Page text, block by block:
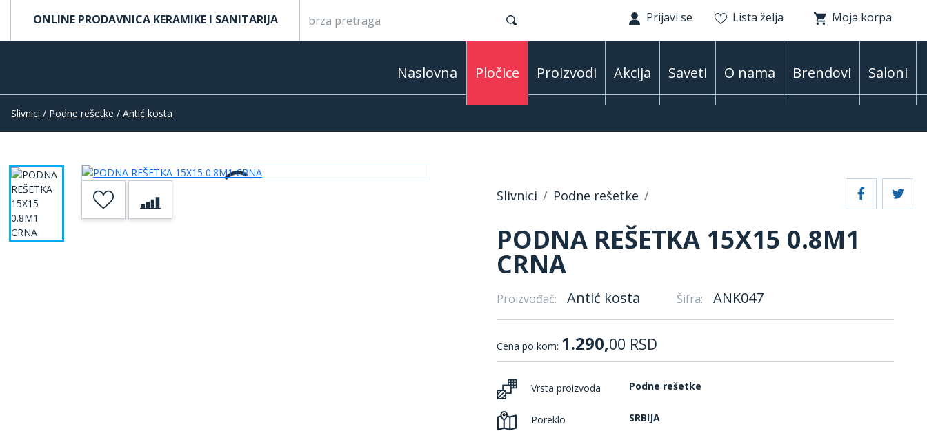
ONLINE PRODAVNICA KERAMIKE I SANITARIJA Prijavi se Lista želja Moja korpa
Naslovna Pločice Proizvodi Akcija Saveti O nama Brendovi Saloni
Slivnici / Podne rešetke / Antić kosta
Slivnici Podne rešetke
PODNA REŠETKA 15X15 0.8M1
CRNA
Proizvođač: Antić kosta Šifra: ANK047
Cena po kom: 1.290,00 RSD
Vrsta proizvoda Podne rešetke
Poreklo SRBIJA